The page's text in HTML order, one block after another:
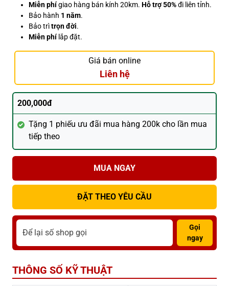
Miễn phígiao hàng bán kính 20km. Hỗ trợ 50%đi liên tỉnh.
Bảo hành 1 năm.
Bảo trìtrọn đời.
Miễn phílắp đặt.
Giá bán online
Liên hệ
200,000đ
Tặng 1 phiếu ưu đãi mua hàng 200k cho lần mua
tiếp theo
MUA NGAY
ĐẶT THEO YÊU CẦU
Gọi
ngay
THÔNG SỐ KỸ THUẬT